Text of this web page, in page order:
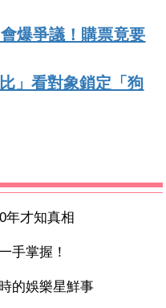
爆爭議！購票竟要
」看對象鎖定「狗
才知真相
手掌握！
的娛樂星鮮事